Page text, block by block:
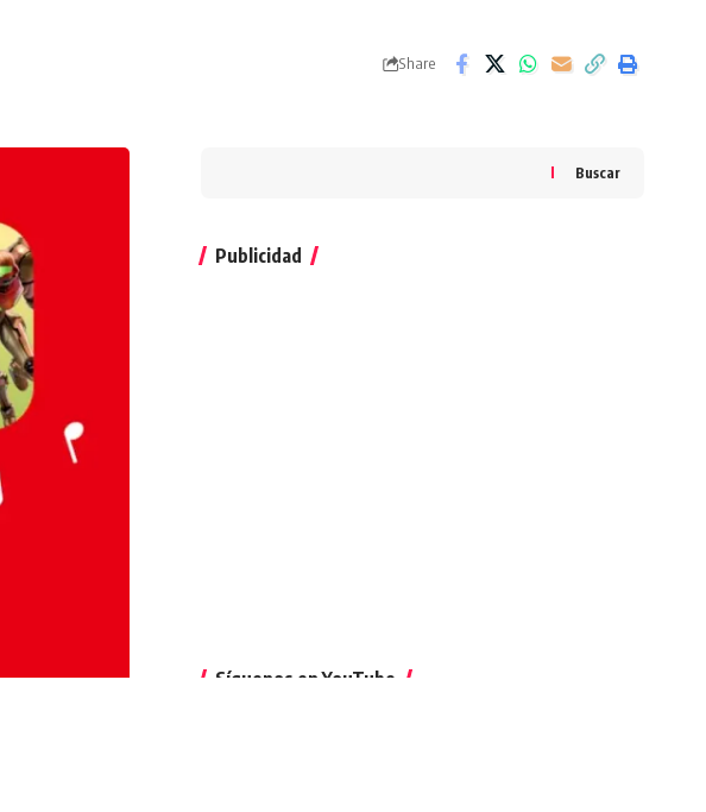
Share
Buscar
Publicidad
Síguenos en YouTube